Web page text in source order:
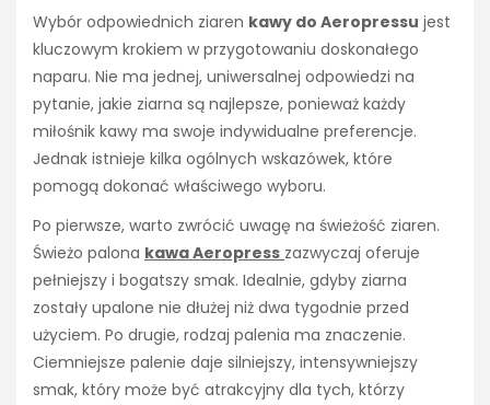
Wybór odpowiednich ziaren kawy do Aeropressu jest
kluczowym krokiem w przygotowaniu doskonałego
naparu. Nie ma jednej, uniwersalnej odpowiedzi na
pytanie, jakie ziarna są najlepsze, ponieważ każdy
miłośnik kawy ma swoje indywidualne preferencje.
Jednak istnieje kilka ogólnych wskazówek, które
pomogą dokonać właściwego wyboru.
Po pierwsze, warto zwrócić uwagę na świeżość ziaren.
Świeżo palona kawa Aeropress zazwyczaj oferuje
pełniejszy i bogatszy smak. Idealnie, gdyby ziarna
zostały upalone nie dłużej niż dwa tygodnie przed
użyciem. Po drugie, rodzaj palenia ma znaczenie.
Ciemniejsze palenie daje silniejszy, intensywniejszy
smak, który może być atrakcyjny dla tych, którzy